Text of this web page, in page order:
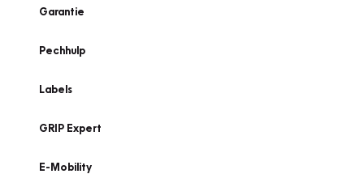
Garantie
Pechhulp
Labels
GRIP Expert
E-Mobility